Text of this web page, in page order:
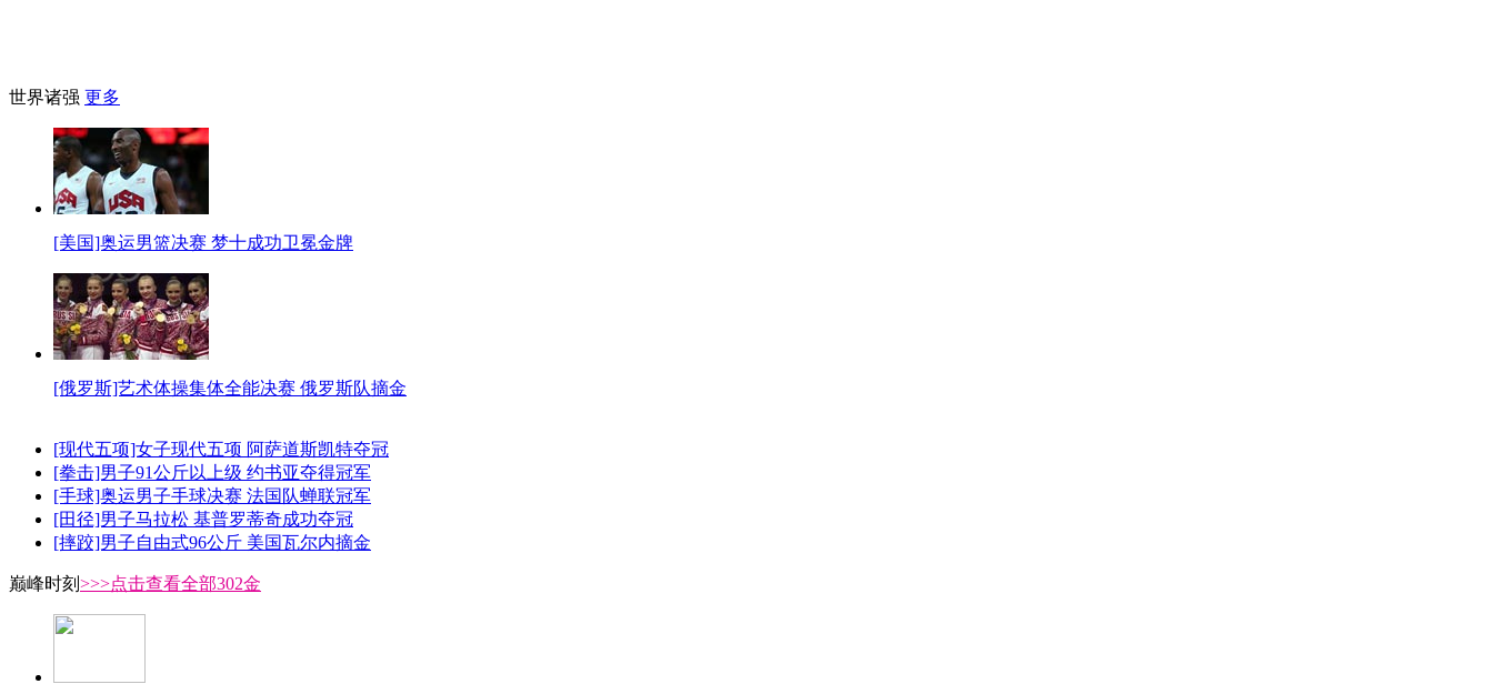
世界诸强 更多
[美国]奥运男篮决赛 梦十成功卫冕金牌
[俄罗斯]艺术体操集体全能决赛 俄罗斯队摘金
[现代五项]女子现代五项 阿萨道斯凯特夺冠
[拳击]男子91公斤以上级 约书亚夺得冠军
[手球]奥运男子手球决赛 法国队蝉联冠军
[田径]男子马拉松 基普罗蒂奇成功夺冠
[摔跤]男子自由式96公斤 美国瓦尔内摘金
巅峰时刻 >>>点击查看全部302金